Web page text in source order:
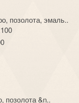
позолота, эмаль..
позолота &n..